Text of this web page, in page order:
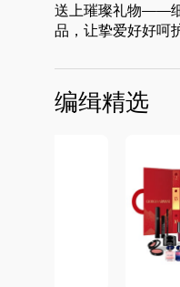
送上璀璨礼物——
品，让挚爱好好呵
编缉精选